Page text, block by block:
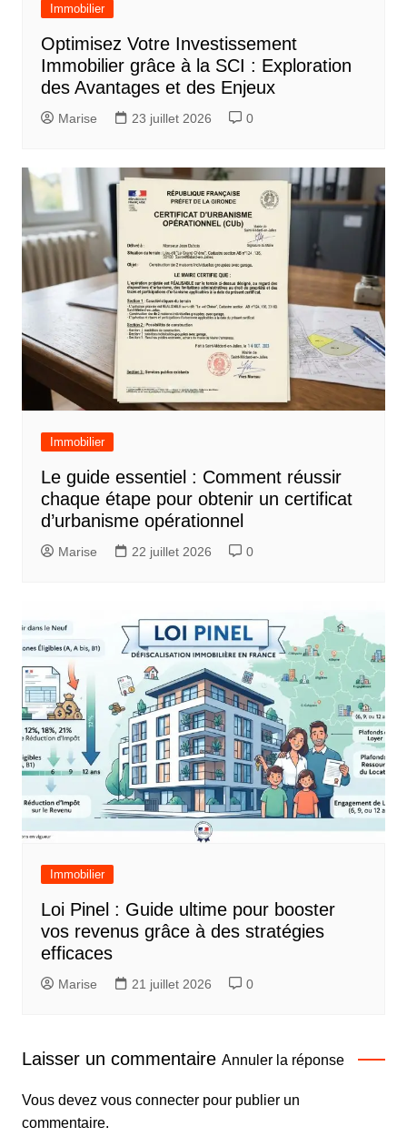
Immobilier
Optimisez Votre Investissement
Immobilier grâce à la SCI : Exploration
des Avantages et des Enjeux
Marise 23 juillet 2026 0
Immobilier
Le guide essentiel : Comment réussir
chaque étape pour obtenir un certificat
d’urbanisme opérationnel
Marise 22 juillet 2026 0
Immobilier
Loi Pinel : Guide ultime pour booster
vos revenus grâce à des stratégies
efficaces
Marise 21 juillet 2026 0
Laisser un commentaire Annuler la réponse
Vous devez vous connecterpour publier un
commentaire.